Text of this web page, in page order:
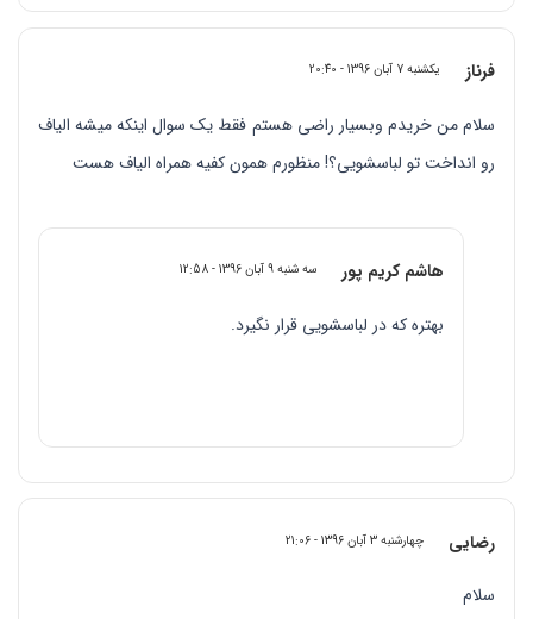
فرناز یکشنبه 7 آبان 1396 - 20:40
سلام من خریدم وبسیار راضی هستم فقط یک سوال اینکه میشه الیاف
رو انداخت تو لباسشویی؟! منظورم همون کفیه همراه الیاف هست
هاشم کریم پور سه شنبه 9 آبان 1396 - 12:58
بهتره که در لباسشویی قرار نگیرد.
رضایی چهارشنبه 3 آبان 1396 - 21:06
سلام